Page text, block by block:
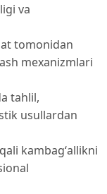
va
tomonidan
mexanizmlari
tahlil,
usullardan
kambagʻallikni